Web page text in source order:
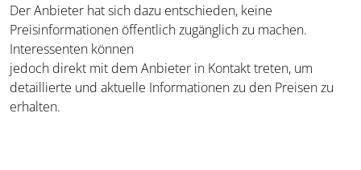
Der Anbieter hat sich dazu entschieden, keine
Preisinformationen öffentlich zugänglich zu machen.
Interessenten können
jedoch direkt mit dem Anbieter in Kontakt treten, um
detaillierte und aktuelle Informationen zu den Preisen zu
erhalten.